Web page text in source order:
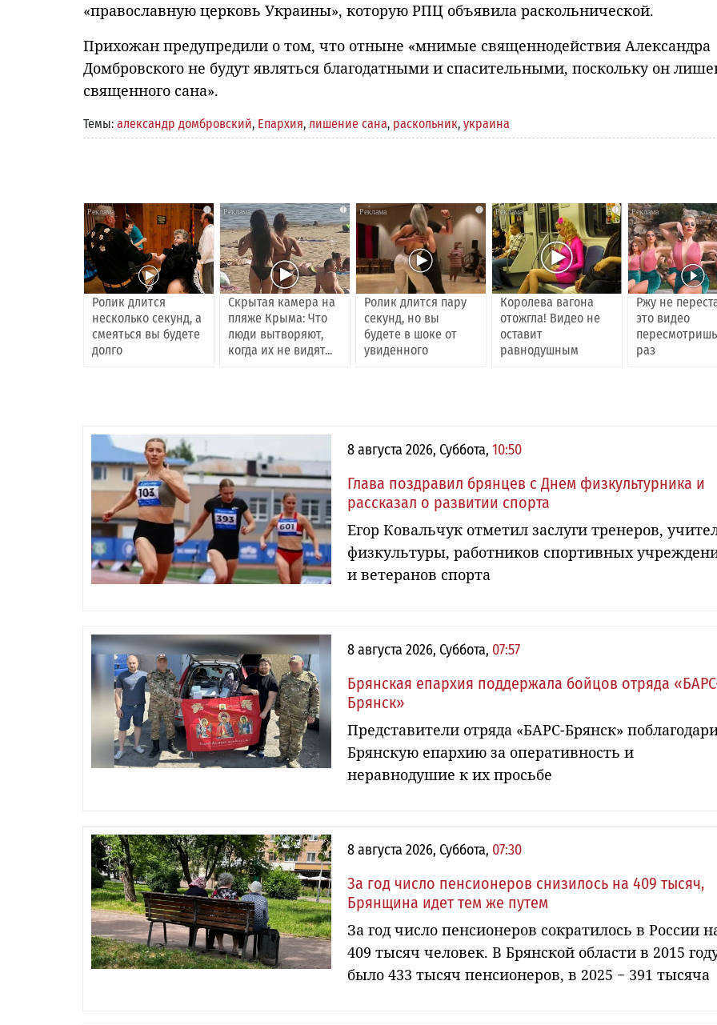
«православную церковь Украины», которую РПЦ объявила раскольнической.
Прихожан предупредили о том, что отныне «мнимые священнодействия Александра
Домбровского не будут являться благодатными и спасительными, поскольку он
священного сана».
Темы: александр домбровский, Епархия, лишение сана, раскольник, украина
i
Ролик длится
несколько секунд, а
смеяться вы будете
долго
i
Скрытая камера на
пляже Крыма: Что
люди вытворяют,
когда их не видят...
i
Ролик длится пару
секунд, но вы
будете в шоке от
увиденного
i
Королева вагона
отожгла! Видео не
оставит
равнодушным
Ржу не
это видео
раз
8 августа 2026, Суббота, 10:50
Глава поздравил брянцев с Днем физкультурника и
рассказал о развитии спорта
Егор Ковальчук отметил заслуги тренеров,
физкультуры, работников спортивных
и ветеранов спорта
8 августа 2026, Суббота, 07:57
Брянская епархия поддержала бойцов отряда
Брянск»
Представители отряда «БАРС-Брянск»
Брянскую епархию за оперативность и
неравнодушие к их просьбе
8 августа 2026, Суббота, 07:30
За год число пенсионеров снизилось на 409 тысяч,
Брянщина идет тем же путем
За год число пенсионеров сократилось в России
409 тысяч человек. В Брянской области в 2015
было 433 тысяч пенсионеров, в 2025 − 391 тысяча